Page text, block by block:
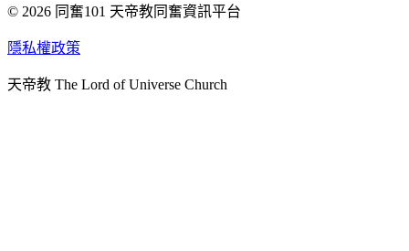
天人研究總院
天人研究學院
天人炁功院
© 2026 同奮101 天帝教同奮資訊平台
隱私權政策
天帝教 The Lord of Universe Church